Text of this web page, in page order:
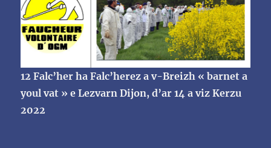
12 Falc’her ha Falc’herez a v-Breizh « barnet a
youl vat »e Lezvarn Dijon, d’ar 14 a viz Kerzu
2022